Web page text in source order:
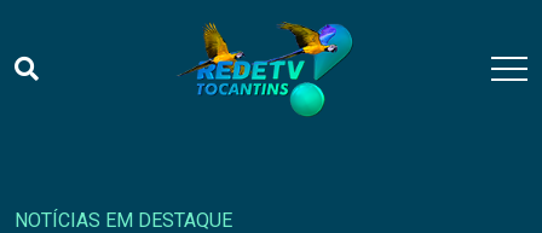
NOTÍCIAS EM DESTAQUE